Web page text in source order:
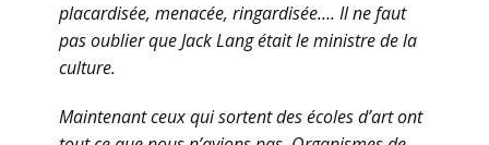
placardisée, menacée, ringardisée…. Il ne faut
pas oublier que Jack Lang était le ministre de la
culture.
Maintenant ceux qui sortent des écoles d’art ont